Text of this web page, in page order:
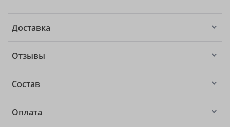
Доставка
Отзывы
Состав
Оплата